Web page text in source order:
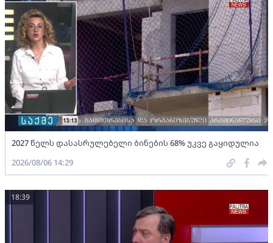
2027 წელს დასასრულებელი ბინების 68% უკვე გაყიდულია
2026/08/06 14:29
18:39